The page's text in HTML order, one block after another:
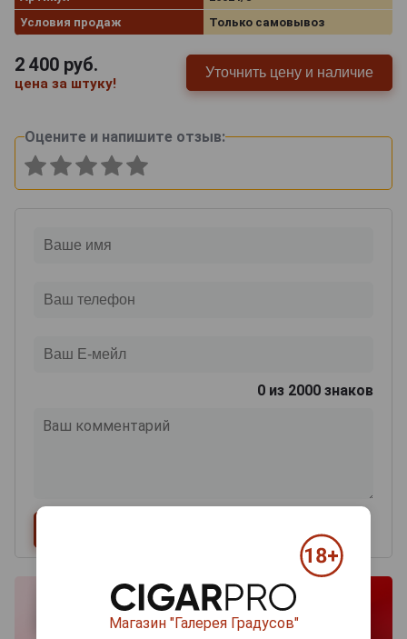
Условия продаж
Только самовывоз
2 400 руб.
цена за штуку!
Уточнить цену и наличие
Оцените и напишите отзыв:
0 из 2000 знаков
Магазин "Галерея Градусов"